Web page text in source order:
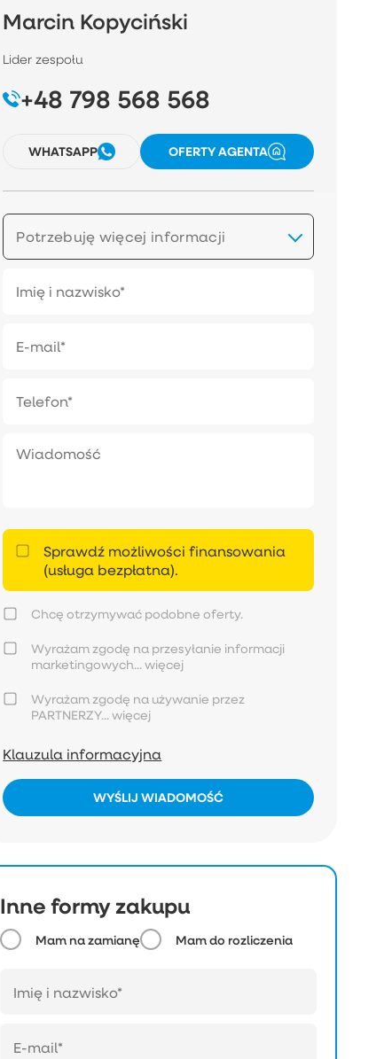
Marcin Kopyciński
Lider zespołu
+48 798 568 568
WHATSAPP OFERTY AGENTA
Potrzebuję więcej informacji
Sprawdź możliwości finansowania
(usługa bezpłatna).
Chcę otrzymywać podobne oferty.
Wyrażam zgodę na przesyłanie informacji
marketingowych... więcej
Wyrażam zgodę na używanie przez
PARTNERZY... więcej
Klauzula informacyjna
WYŚLIJ WIADOMOŚĆ
Inne formy zakupu
Mam na zamianę Mam do rozliczenia